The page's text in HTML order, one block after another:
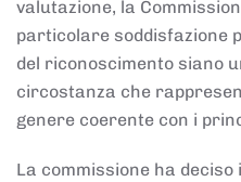
valutazione, la
particolare soddisfazione
del riconoscimento siano
circostanza che
genere coerente con i
La commissione ha